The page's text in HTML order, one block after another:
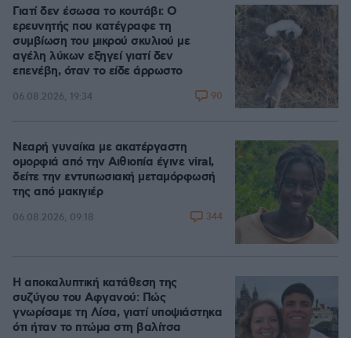
Γιατί δεν έσωσα το κουτάβι: Ο
ερευνητής που κατέγραφε τη
συμβίωση του μικρού σκυλιού με
αγέλη λύκων εξηγεί γιατί δεν
επενέβη, όταν το είδε άρρωστο
06.08.2026, 19:34 90
Νεαρή γυναίκα με ακατέργαστη
ομορφιά από την Αιθιοπία έγινε viral,
δείτε την εντυπωσιακή μεταμόρφωσή
της από μακιγιέρ
06.08.2026, 09:18 344
Η αποκαλυπτική κατάθεση της
συζύγου του Αφγανού: Πώς
γνωρίσαμε τη Λίσα, γιατί υποψιάστηκα
ότι ήταν το πτώμα στη βαλίτσα